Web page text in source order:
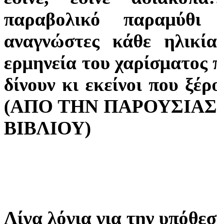
παραβολικό
αναγνώστες κάθε
ερμηνεία του χαρίσματος
δίνουν κι εκείνοι που
(ΑΠΟ ΤΗΝ
ΒΙΒΛΙΟΥ)
Λίγα λόγια για την